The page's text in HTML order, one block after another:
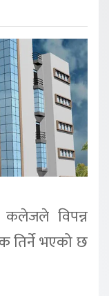
कलेजले विपन्न
तिर्ने भएको छ